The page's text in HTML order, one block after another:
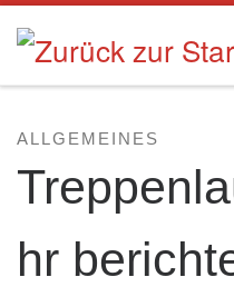
Zum Inhalt springen
ALLGEMEINES
hr